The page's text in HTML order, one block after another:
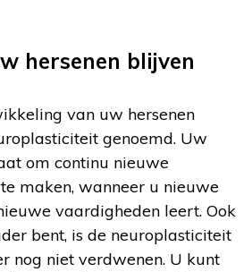
hersenen blijven
van uw hersenen
genoemd. Uw
om continu nieuwe
maken, wanneer u nieuwe
vaardigheden leert. Ook
bent, is de neuroplasticiteit
nog niet verdwenen. U kunt